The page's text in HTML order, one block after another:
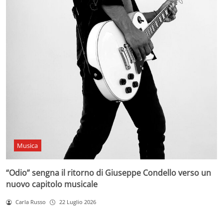
Musica
“Odio” sengna il ritorno di Giuseppe Condello verso un
nuovo capitolo musicale
Carla Russo 22 Luglio 2026